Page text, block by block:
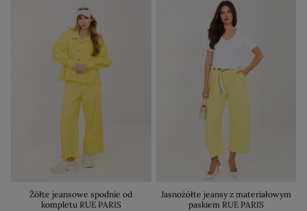
Żółte jeansowe spodnie od
kompletu RUE PARIS
Jasnożółte jeansy z materiałowym
paskiem RUE PARIS